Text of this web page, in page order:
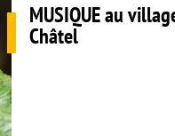
MUSIQUE au
Châtel